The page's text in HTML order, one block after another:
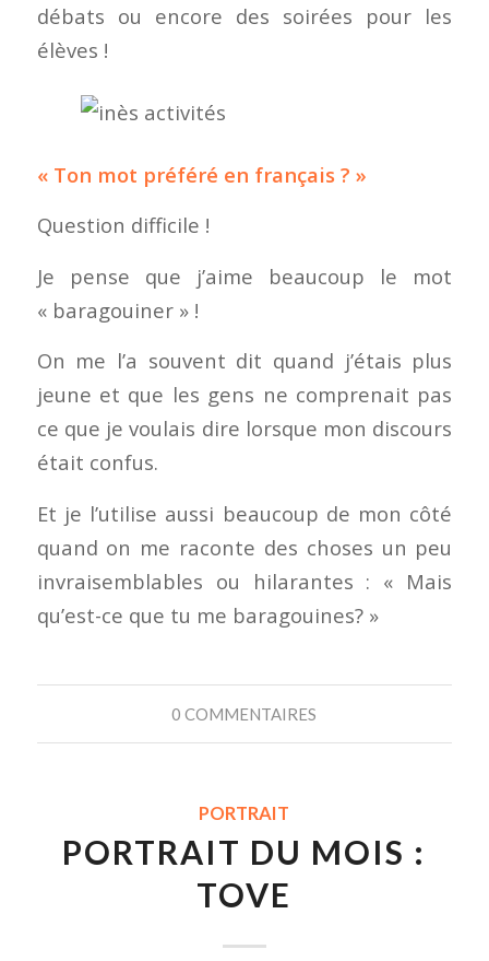
débats ou encore des soirées pour les
élèves !
« Ton mot préféré en français ? »
Question difficile !
Je pense que j’aime beaucoup le mot
« baragouiner » !
On me l’a souvent dit quand j’étais plus
jeune et que les gens ne comprenait pas
ce que je voulais dire lorsque mon discours
était confus.
Et je l’utilise aussi beaucoup de mon côté
quand on me raconte des choses un peu
invraisemblables ou hilarantes : « Mais
qu’est-ce que tu me baragouines? »
0 COMMENTAIRES
PORTRAIT
PORTRAIT DU MOIS :
TOVE